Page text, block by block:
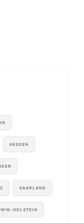
HESSEN
SAARLAND
HOLSTEIN